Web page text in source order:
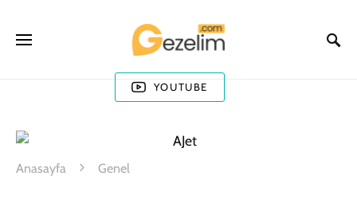
YOUTUBE
Anasayfa Genel